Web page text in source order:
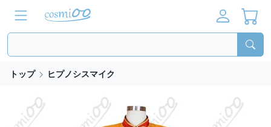
トップ ヒプノシスマイク